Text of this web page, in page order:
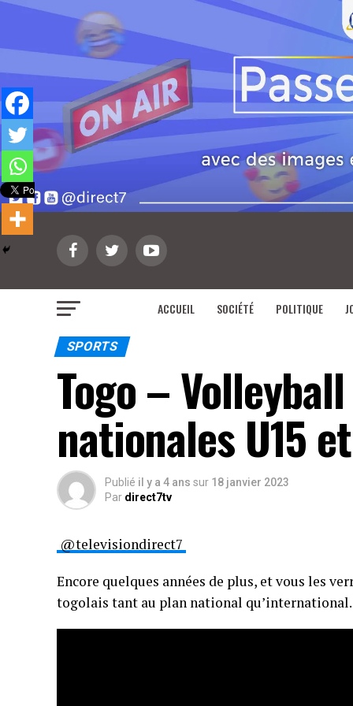
ACCUEIL SOCIÉTÉ POLITIQUE
SPORTS
Togo –
nationales U15
Publié il y a 4 ans sur 18 janvier 2023
Par direct7tv
@televisiondirect7
Encore quelques années de plus, et vous les
togolais tant au plan national qu’international.